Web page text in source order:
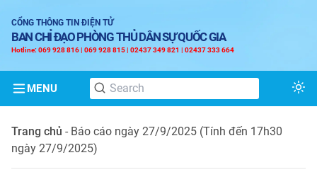
CỔNG THÔNG TIN ĐIỆN TỬ
BAN CHỈ ĐẠO PHÒNG THỦ DÂN SỰ QUỐC GIA
Hotline: 069 928 816 | 069 928 815 | 02437 349 821 | 02437 333 664
MENU
Trang chủ - Báo cáo ngày 27/9/2025 (Tính đến 17h30
ngày 27/9/2025)